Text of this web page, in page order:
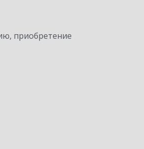
приобретение